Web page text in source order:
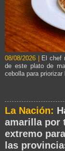
08/08/2026 |
El chef
de este plato de
cebolla para
La Nación:
amarilla por
extremo
las